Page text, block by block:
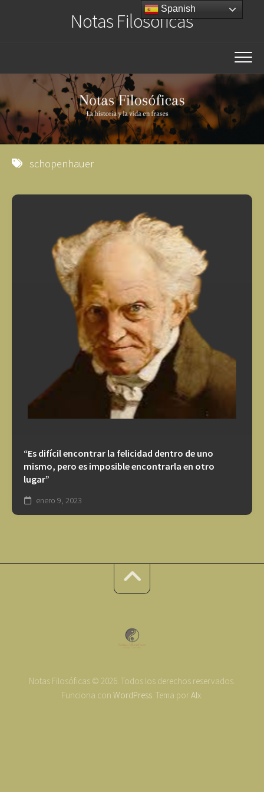
Notas Filosóficas
schopenhauer
“Es difícil encontrar la felicidad dentro de uno
mismo, pero es imposible encontrarla en otro
lugar”
enero 9, 2023
Notas Filosóficas © 2026. Todos los derechos reservados.
Funciona con WordPress. Tema porAlx.
Spanish